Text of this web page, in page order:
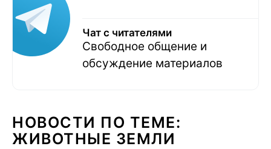
Чат с читателями
Свободное общение и
обсуждение материалов
НОВОСТИ ПО ТЕМЕ:
ЖИВОТНЫЕ ЗЕМЛИ